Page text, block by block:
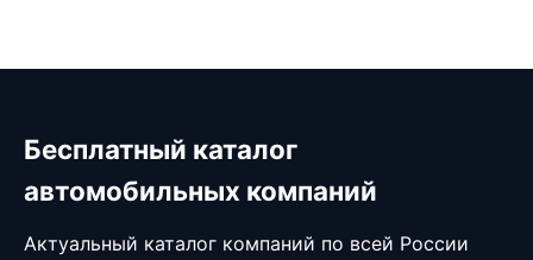
Бесплатный каталог
автомобильных компаний
Актуальный каталог компаний по всей России